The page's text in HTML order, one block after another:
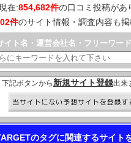
在:854,682件の口コミ投稿があ
件のサイト情報・調査内容も
イト名・運営会社名・フリーワー
下記ボタンから 新規サイト登録出来
のタグに関連するサイト